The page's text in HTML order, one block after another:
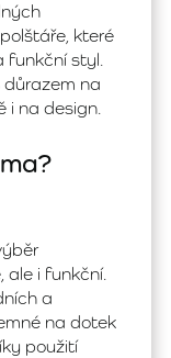
které
funkční styl.
na
i na design.
ale i funkční.
a
na dotek
použití